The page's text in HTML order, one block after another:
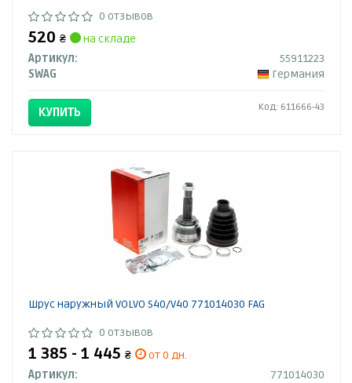
0 отзывов
520 ₴
на складе
Артикул:
55911223
SWAG
Германия
КУПИТЬ Код: 611666-43
Шрус наружный VOLVO S40/V40 771014030 FAG
0 отзывов
1 385 - 1 445 ₴
от 0 дн.
Артикул:
771014030